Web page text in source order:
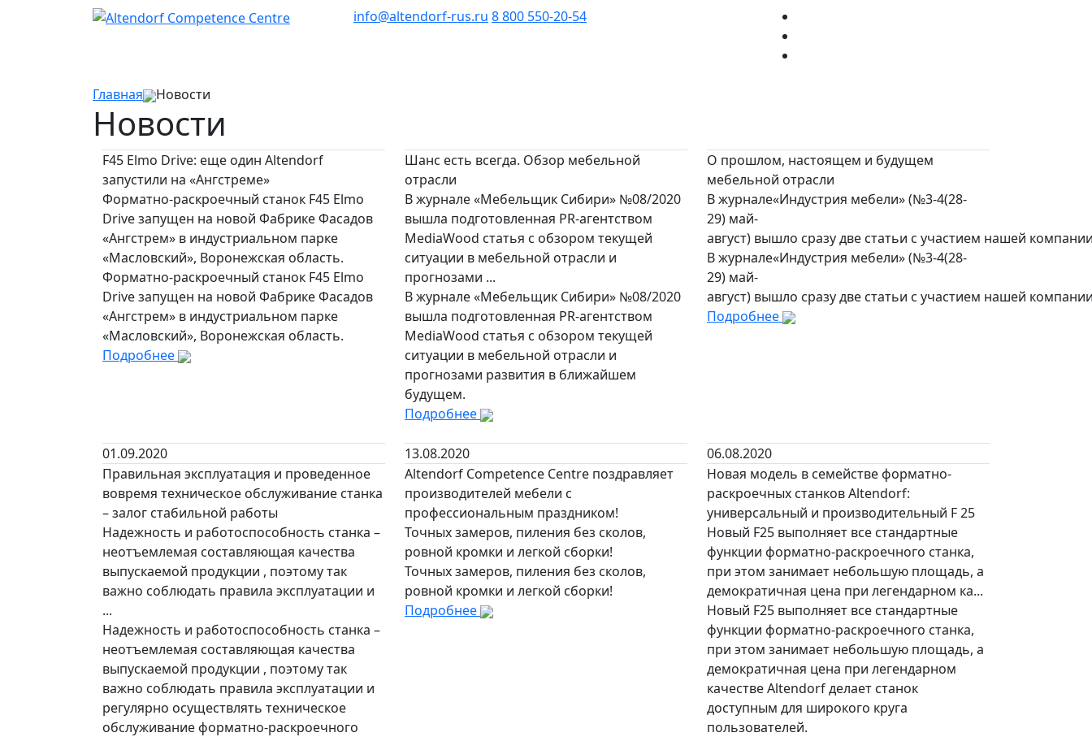
info@altendorf-rus.ru 8 800 550-20-54
Главная Новости
Новости
F45 Elmo Drive: еще один Altendorf
запустили на «Ангстреме»
Форматно-раскроечный станок F45 Elmo
Drive запущен на новой Фабрике Фасадов
«Ангстрем» в индустриальном парке
«Масловский», Воронежская область.
Форматно-раскроечный станок F45 Elmo
Drive запущен на новой Фабрике Фасадов
«Ангстрем» в индустриальном парке
«Масловский», Воронежская область.
Подробнее
01.09.2020
Шанс есть всегда. Обзор мебельной
отрасли
В журнале «Мебельщик Сибири» №08/2020
вышла подготовленная PR-агентством
MediaWood статья с обзором текущей
ситуации в мебельной отрасли и
прогнозами ...
В журнале «Мебельщик Сибири» №08/2020
вышла подготовленная PR-агентством
MediaWood статья с обзором текущей
ситуации в мебельной отрасли и
прогнозами развития в ближайшем
будущем.
Подробнее
13.08.2020
О прошлом, настоящем и будущем
мебельной отрасли
В журнале«Индустрия мебели» (№3-4(28-
29) май-
август) вышло сразу две статьи с участием нашей
В журнале«Индустрия мебели» (№3-4(28-
29) май-
август) вышло сразу две статьи с участием нашей
Подробнее
06.08.2020
Правильная эксплуатация и проведенное
вовремя техническое обслуживание станка
– залог стабильной работы
Надежность и работоспособность станка –
неотъемлемая составляющая качества
выпускаемой продукции , поэтому так
важно соблюдать правила эксплуатации и
...
Надежность и работоспособность станка –
неотъемлемая составляющая качества
выпускаемой продукции , поэтому так
важно соблюдать правила эксплуатации и
регулярно осуществлять техническое
обслуживание форматно-раскроечного
Altendorf Competence Centre поздравляет
производителей мебели с
профессиональным праздником!
Точных замеров, пиления без сколов,
ровной кромки и легкой сборки!
Точных замеров, пиления без сколов,
ровной кромки и легкой сборки!
Подробнее
Новая модель в семействе форматно-
раскроечных станков Altendorf:
универсальный и производительный F 25
Новый F25 выполняет все стандартные
функции форматно-раскроечного станка,
при этом занимает небольшую площадь, а
демократичная цена при легендарном ка...
Новый F25 выполняет все стандартные
функции форматно-раскроечного станка,
при этом занимает небольшую площадь, а
демократичная цена при легендарном
качестве Altendorf делает станок
доступным для широкого круга
пользователей.